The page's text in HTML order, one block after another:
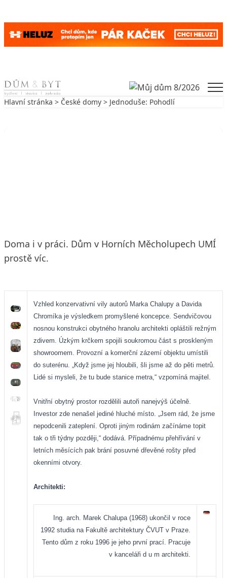
Skip to content
Hlavní stránka > České domy > Jednoduše: Pohodlí
Doma i v práci. Dům v Horních Měcholupech UMÍ
prostě víc.
Vzhled konzervativní vily autorů Marka Chalupy a Davida
Chromíka je výsledkem promyšlené koncepce. Sendvičovou
nosnou konstrukci obytného hranolu architekti opláštili režným
zdivem. Úzkým krčkem spojili soukromou část s proskleným
showroomem. Provozní a komerční zázemí objektu umístili
do suterénu. „Když jsme jej hloubili, šli jsme až do pěti metrů.
Lidé si mysleli, že tu bude stanice metra,“ vzpomíná majitel.
Vnitřní obytný prostor rozdělili autoři nanejvýš účelně.
Investor zde nenašel jediné hluché místo. „Jsem rád, že jsme
nepodcenili zateplení. Oproti jiným rodinám začínáme topit
tak o tři týdny později,“ dodává. Případnému přehřívání v
letních měsících pak brání posuvné dřevěné rošty před
okenními otvory.
Architekti:
Ing. arch. Marek Chalupa (1968) ukončil v roce
1992 studia na Fakultě architektury ČVUT v Praze.
Tento dům z roku 1996 je jeho první prací. Pracuje
v kanceláři d u m architekti.